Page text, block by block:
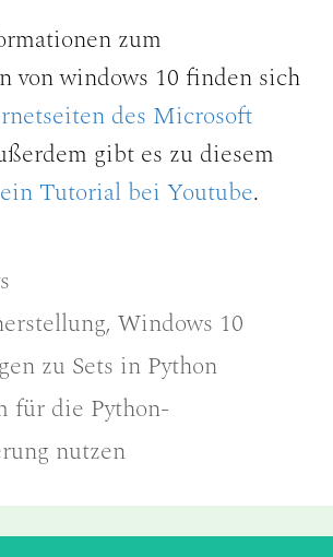
zum
von windows 10 finden sich
des Microsoft
gibt es zu diesem
ein Tutorial bei Youtube.
,Windows 10
zu Sets in Python
für die Python-
nutzen